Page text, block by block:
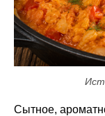
Сытное,